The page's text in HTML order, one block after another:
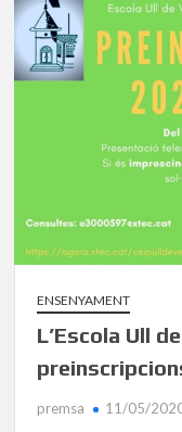
ENSENYAMENT
L’Escola Ull
premsa 11/05/